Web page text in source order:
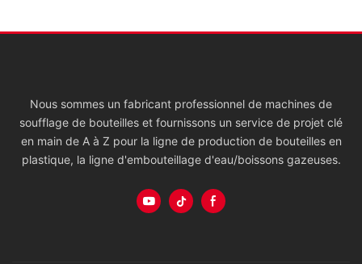
Nous sommes un fabricant professionnel de machines de
soufflage de bouteilles et fournissons un service de projet clé
en main de A à Z pour la ligne de production de bouteilles en
plastique, la ligne d'embouteillage d'eau/boissons gazeuses.